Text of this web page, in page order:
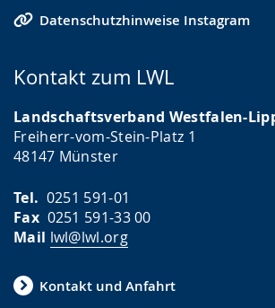
Datenschutzhinweise Instagram
Kontakt zum LWL
Landschaftsverband Westfalen-
Freiherr-vom-Stein-Platz 1
48147 Münster
Tel. 0251 591-01
Fax0251 591-33 00
Mail lwl@lwl.org
Kontakt und Anfahrt